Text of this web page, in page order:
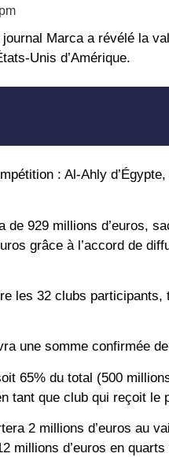
Marca a révélé la
Unis d’Amérique.
: Al-Ahly
de 929 millions d’euros,
grâce à l’accord de
les 32 clubs
une somme confirmée
65% du total (500
tant que club qui reçoit
2 millions d’euros au
millions d’euros en